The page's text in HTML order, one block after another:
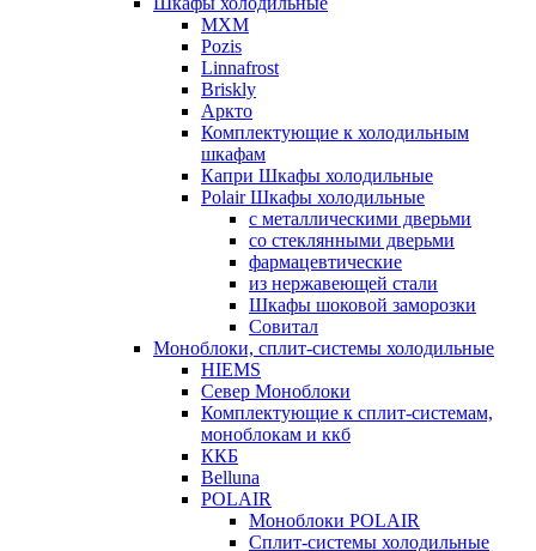
МХМ
Pozis
Linnafrost
Briskly
Аркто
Комплектующие к холодильным
шкафам
Капри Шкафы холодильные
Polair Шкафы холодильные
с металлическими дверьми
со стеклянными дверьми
фармацевтические
из нержавеющей стали
Шкафы шоковой заморозки
Совитал
Моноблоки, сплит-системы холодильные
HIEMS
Север Моноблоки
Комплектующие к сплит-системам,
моноблокам и ккб
ККБ
Belluna
POLAIR
Моноблоки POLAIR
Сплит-системы холодильные